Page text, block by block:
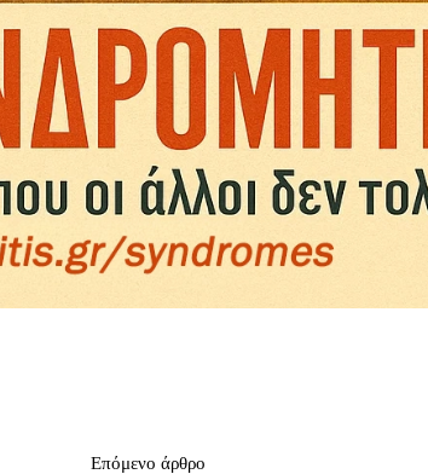
Επόμενο άρθρο